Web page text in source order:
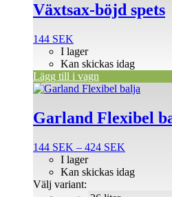
Växtsax-böjd spets
144 SEK
I lager
Kan skickas idag
Lägg till i vagn
Garland Flexibel
144 SEK – 424 SEK
till
I lager
Kan skickas idag
Välj variant:
Den
produkten
har
varianter.
olika
alternativen